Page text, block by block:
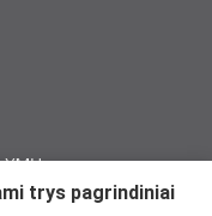
trys pagrindiniai